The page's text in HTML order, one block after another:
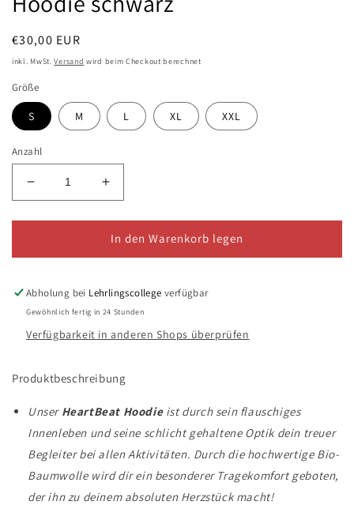
Normaler
Preis
€30,00 EUR
inkl. MwSt.Versand wird beim Checkout berechnet
Größe
S M L XL XXL
Anzahl
Verringere
die
Menge
Hoodie
Erhöhe
die
Menge
für
Hoodie
In den Warenkorb legen
Abholung bei Lehrlingscollege verfügbar
Gewöhnlich fertig in 24 Stunden
Verfügbarkeit in anderen Shops überprüfen
Produktbeschreibung
Unser HeartBeat Hoodieist durch sein flauschiges
Innenleben und seine schlicht gehaltene Optik dein treuer
Begleiter bei allen Aktivitäten. Durch die hochwertige Bio-
Baumwolle wird dir ein besonderer Tragekomfort geboten,
der ihn zu deinem absoluten Herzstück macht!